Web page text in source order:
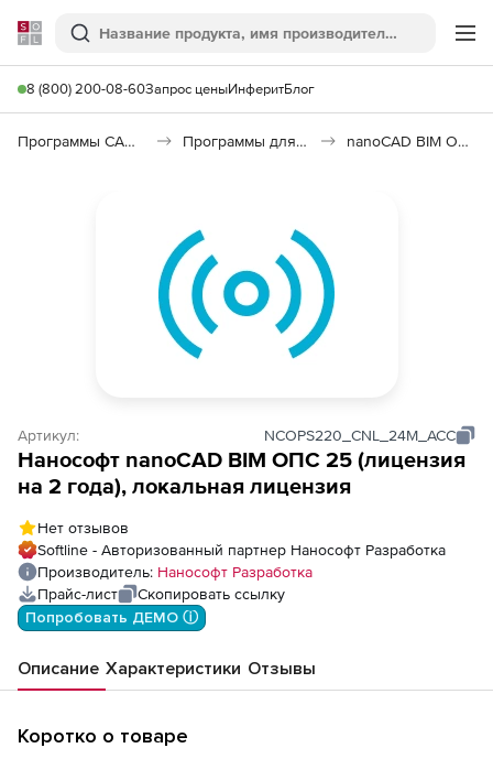
Softline
Поиск
8 (800) 200-08-60Запрос ценыИнферитБлог
Программы САПР и ГИС Программы для пожарной безопасности nanoCAD BIM ОПС 25
Артикул: NCOPS220_CNL_24M_ACC
Нанософт nanoCAD BIM ОПС 25 (лицензия
на 2 года), локальная лицензия
Нет отзывов
Softline - Авторизованный партнер Нанософт Разработка
Производитель: Нанософт Разработка
Прайс-лист
Скопировать ссылку
Попробовать ДЕМО ⓘ
Описание Характеристики Отзывы
Коротко о товаре